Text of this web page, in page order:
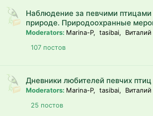
Наблюдение за певчими птицами
природе. Природоохранные
Moderators: Marina-P, tasibai, Виталий
107 постов
Дневники любителей певчих птиц
Moderators: Marina-P, tasibai, Виталий
25 постов